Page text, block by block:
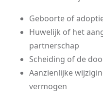
Geboorte of
Huwelijk of het
partnerschap
Scheiding of de
Aanzienlijke
vermogen